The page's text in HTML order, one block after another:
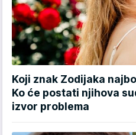
Koji znak Zodijaka
Ko će postati njihova
izvor problema